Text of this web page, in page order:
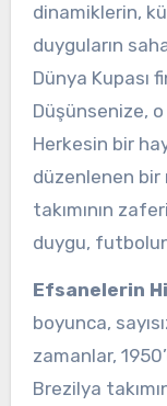
dinamiklerin,
duyguların
Dünya Kupası
Düşünsenize,
Herkesin bir
düzenlenen bir
takımının
duygu,
Efsanelerin
boyunca,
zamanlar,
Brezilya